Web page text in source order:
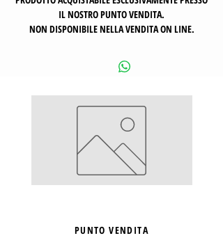
IL NOSTRO PUNTO VENDITA.
NON DISPONIBILE NELLA VENDITA ON LINE.
PUNTO VENDITA